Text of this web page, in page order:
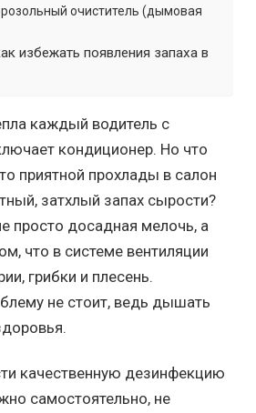
очиститель (дымовая
избежать появления запаха в
каждый водитель с
кондиционер. Но что
приятной прохлады в салон
затхлый запах сырости?
просто досадная мелочь, а
что в системе вентиляции
грибки и плесень.
не стоит, ведь дышать
качественную дезинфекцию
самостоятельно, не